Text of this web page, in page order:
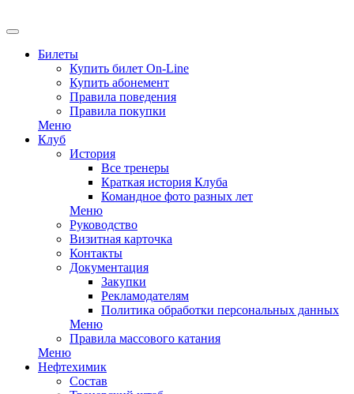
Билеты
Купить билет On-Line
Купить абонемент
Правила поведения
Правила покупки
Меню
Клуб
История
Все тренеры
Краткая история Клуба
Командное фото разных лет
Меню
Руководство
Визитная карточка
Контакты
Документация
Закупки
Рекламодателям
Политика обработки персональных данных
Меню
Правила массового катания
Меню
Нефтехимик
Состав